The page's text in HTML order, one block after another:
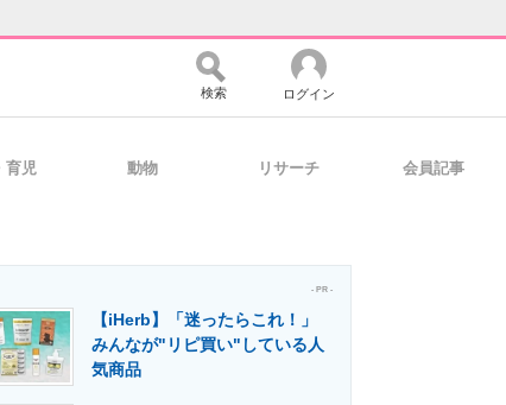
ニティ マーケ×ITの今がよく分かる
検索 ログイン
育児 動物 リサーチ 会員記事
- PR -
【iHerb】「迷ったらこれ！」
みんなが"リピ買い"している人
気商品